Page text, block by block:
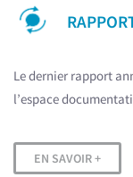
Le dernier rapport
l’espace
EN SAVOIR +